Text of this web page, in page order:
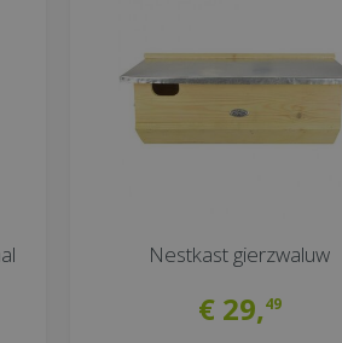
Nestkast gierzwaluw
€ 29,49